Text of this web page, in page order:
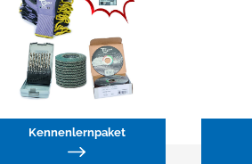
Kennenlernpaket